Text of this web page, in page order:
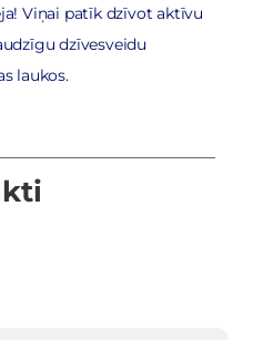
Viņai patīk dzīvot aktīvu
dzīvesveidu
laukos.